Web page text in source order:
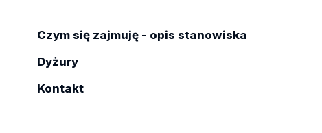
Czym się zajmuję - opis stanowiska
Dyżury
Kontakt